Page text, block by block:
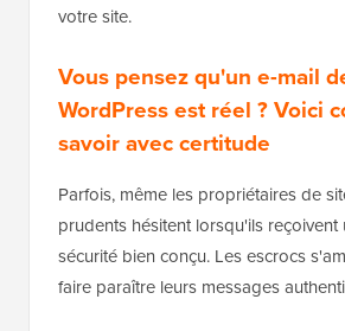
votre site.
Vous pensez qu'un e-mail
WordPress est réel ? Voici
savoir avec certitude
Parfois, même les propriétaires de
prudents hésitent lorsqu'ils reçoivent
sécurité bien conçu. Les escrocs
faire paraître leurs messages